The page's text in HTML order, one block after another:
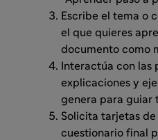
Escribe el tema o
el que quieres
documento como
Interactúa con las
explicaciones y
genera para guiar
Solicita tarjetas
cuestionario final